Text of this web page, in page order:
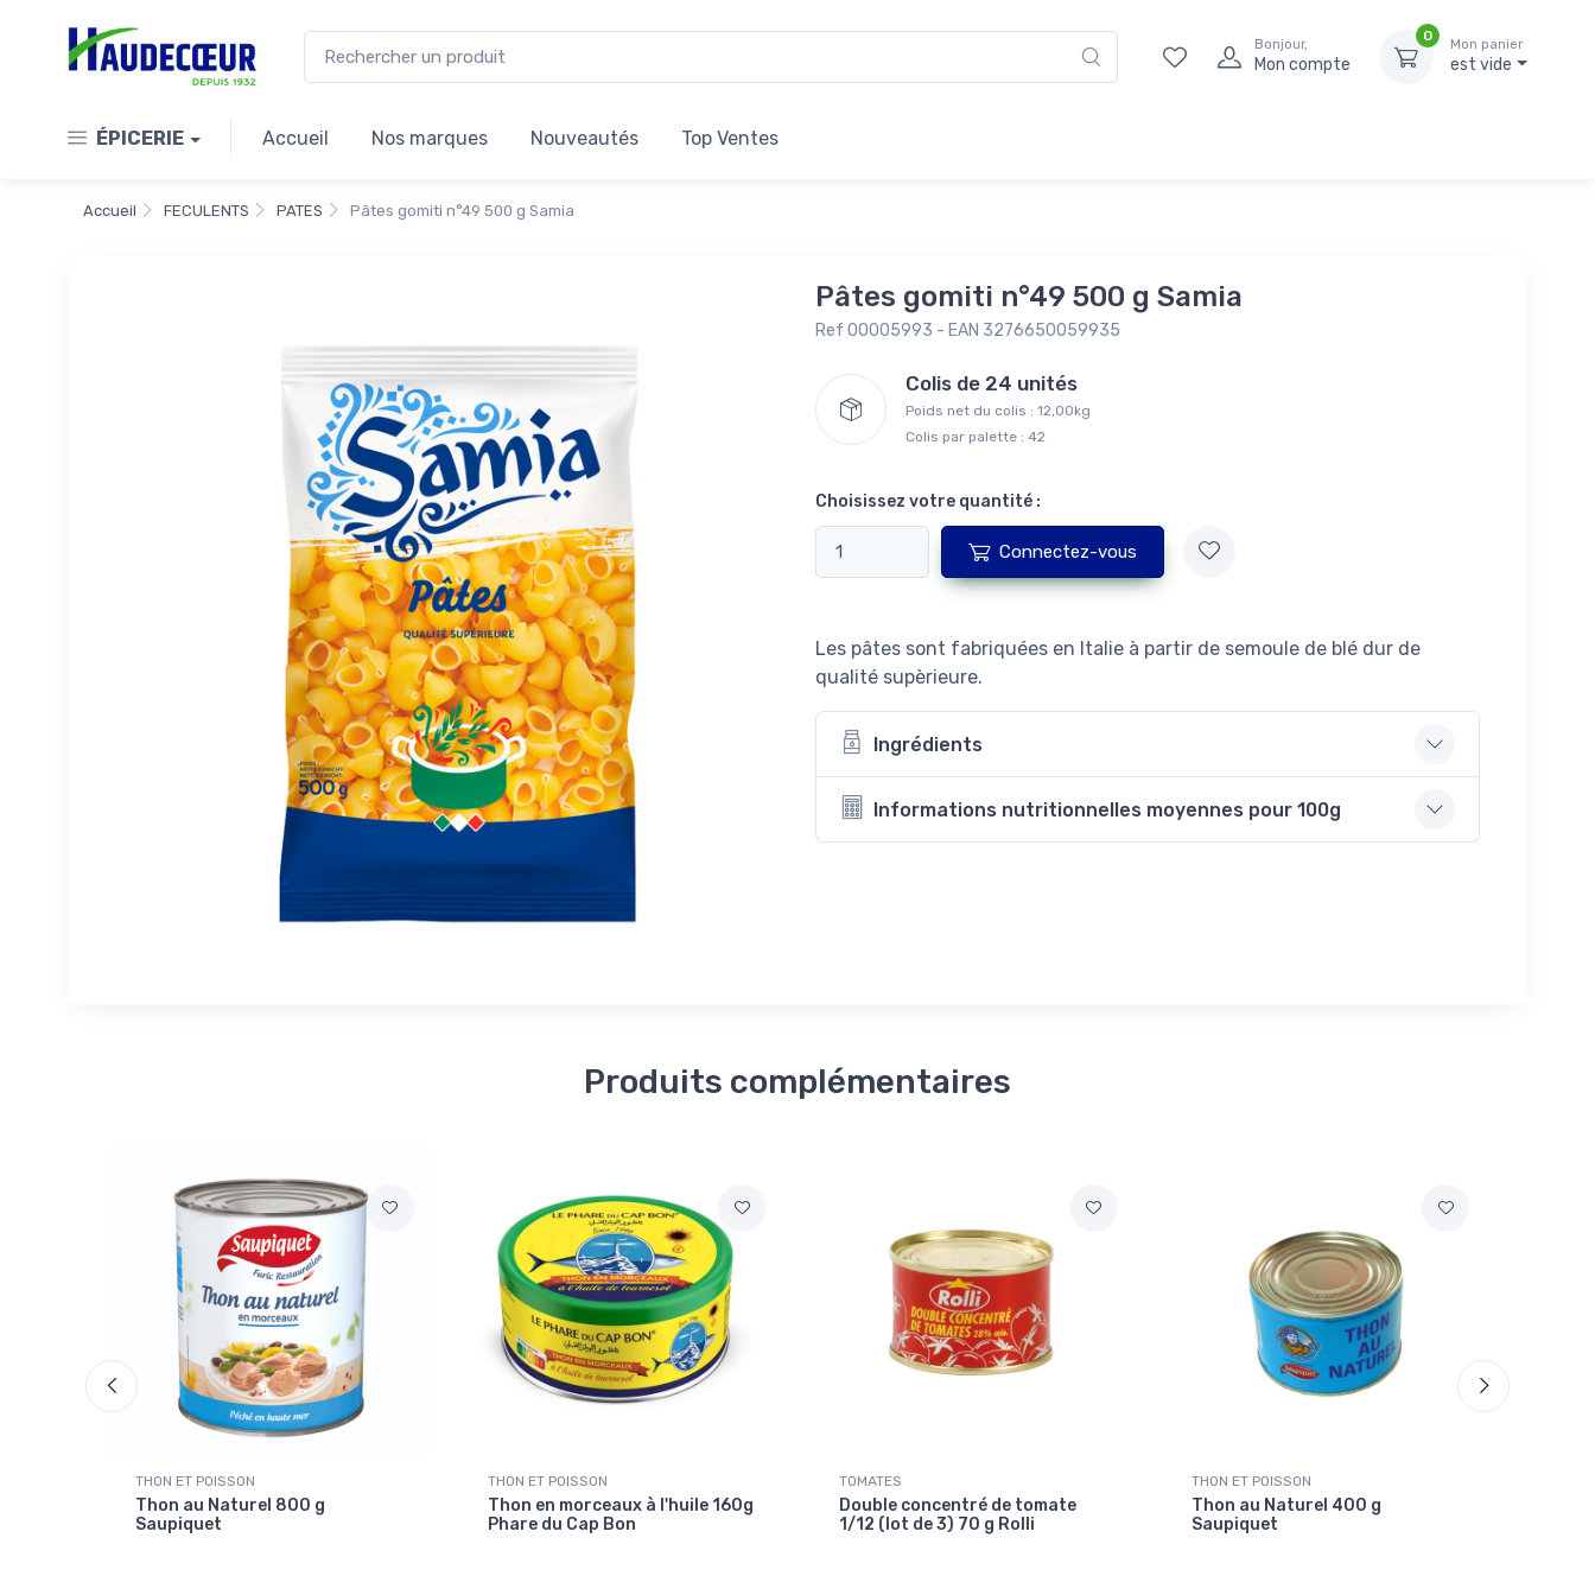
Bonjour,
Mon compte
0
Mon panier
est vide
ÉPICERIE Accueil Nos marques Nouveautés Top Ventes
Accueil FECULENTS PATES Pâtes gomiti n°49 500 g Samia
Pâtes gomiti n°49 500 g Samia
Ref 00005993 - EAN 3276650059935
Colis de 24 unités
Poids net du colis : 12,00kg
Colis par palette : 42
Choisissez votre quantité :
Connectez-vous
Les pâtes sont fabriquées en Italie à partir de semoule de blé dur de
qualité supèrieure.
Ingrédients
Informations nutritionnelles moyennes pour 100g
Produits complémentaires
THON ET POISSON
Thon au Naturel 800 g
Saupiquet
THON ET POISSON
Thon en morceaux à l'huile 160g
Phare du Cap Bon
TOMATES
Double concentré de tomate
1/12 (lot de 3) 70 g Rolli
THON ET POISSON
Thon au Naturel 400 g
Saupiquet